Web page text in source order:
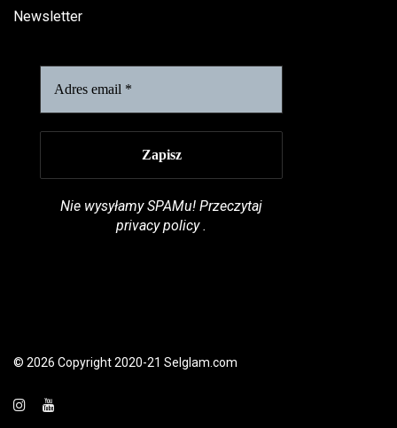
Newsletter
Nie wysyłamy SPAMu! Przeczytaj
privacy policy.
© 2026 Copyright 2020-21 Selglam.com